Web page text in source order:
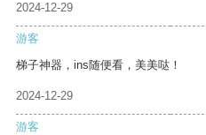
2024-12-29
游客
梯子神器，ins随便看，美美哒！
2024-12-29
游客